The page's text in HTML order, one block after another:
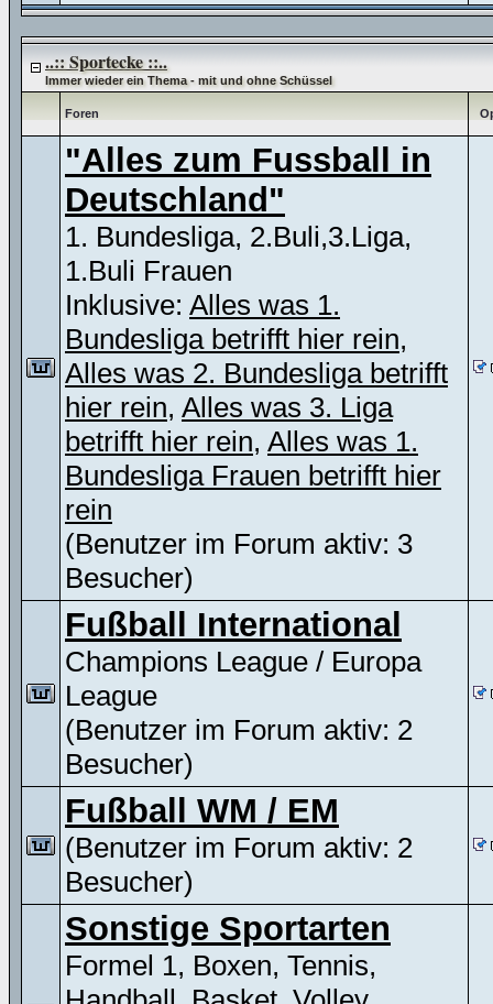
..:: Sportecke ::..
Immer wieder ein Thema - mit und ohne Schüssel
Foren
"Alles zum Fussball in
Deutschland"
1. Bundesliga, 2.Buli,3.Liga,
1.Buli Frauen
Inklusive: Alles was 1.
Bundesliga betrifft hier rein,
Alles was 2. Bundesliga betrifft
hier rein, Alles was 3. Liga
betrifft hier rein, Alles was 1.
Bundesliga Frauen betrifft hier
rein
(Benutzer im Forum aktiv: 3
Besucher)
Fußball International
Champions League / Europa
League
(Benutzer im Forum aktiv: 2
Besucher)
Fußball WM / EM
(Benutzer im Forum aktiv: 2
Besucher)
Sonstige Sportarten
Formel 1, Boxen, Tennis,